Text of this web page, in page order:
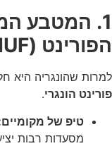
1. המטבע
הפורינט (HUF)
למרות שהונגריה היא
פורינט הונגרי.
טיפ של
מסעדות רבות